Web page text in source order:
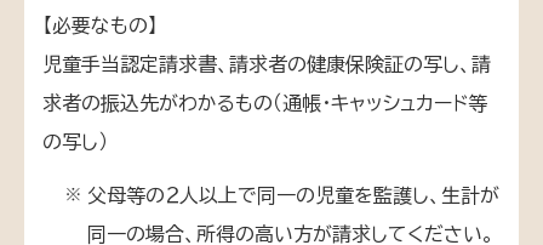
【必要なもの】
児童手当認定請求書、請求者の健康保険証の写し、請
求者の振込先がわかるもの（通帳・キャッシュカード等
の写し）
※ 父母等の２人以上で同一の児童を監護し、生計が
同一の場合、所得の高い方が請求してください。